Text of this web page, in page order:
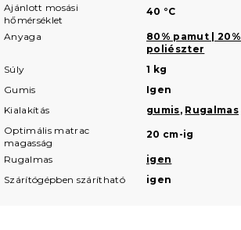
Ajánlott mosási
hőmérséklet
40 °C
Anyaga
80% pamut | 20%
poliészter
Súly
1 kg
Gumis
Igen
Kialakítás
gumis, Rugalmas
Optimális matrac
magasság
20 cm-ig
Rugalmas
igen
Szárítógépben szárítható
igen